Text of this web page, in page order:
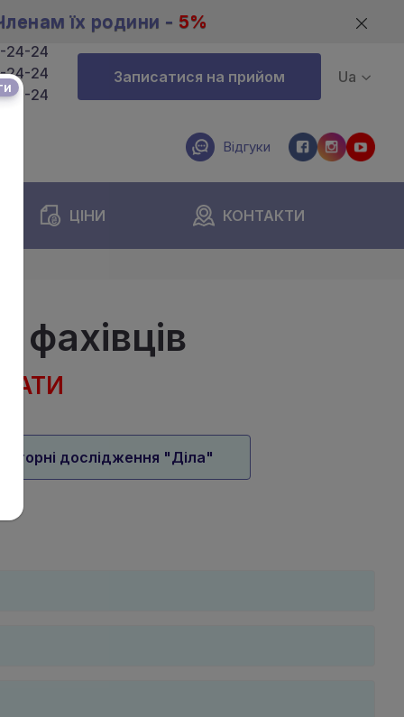
їх родини - 5%
24-24
24-24
24-24
Записатися на прийом Ua
Відгуки
ЦІНИ КОНТАКТИ
фахівців
дослідження "Діла"